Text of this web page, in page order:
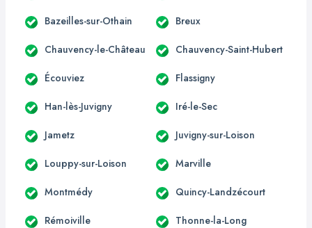
Bazeilles-sur-Othain Breux
Chauvency-le-Château Chauvency-Saint-Hubert
Écouviez Flassigny
Han-lès-Juvigny Iré-le-Sec
Jametz Juvigny-sur-Loison
Louppy-sur-Loison Marville
Montmédy Quincy-Landzécourt
Rémoiville Thonne-la-Long